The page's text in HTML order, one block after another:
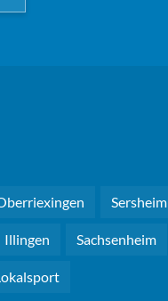
Sersheim
Illingen Sachsenheim